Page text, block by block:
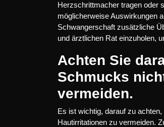
Herzschrittmacher tragen oder
möglicherweise Auswirkungen
Schwangerschaft zusätzliche
und ärztlichen Rat einzuholen,
Achten Sie
Schmucks
vermeiden.
Es ist wichtig, darauf zu
Hautirritationen zu vermeiden.